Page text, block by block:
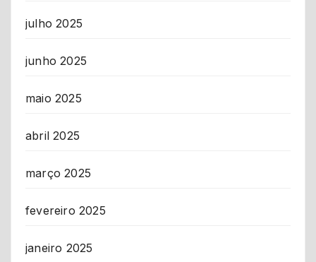
julho 2025
junho 2025
maio 2025
abril 2025
março 2025
fevereiro 2025
janeiro 2025